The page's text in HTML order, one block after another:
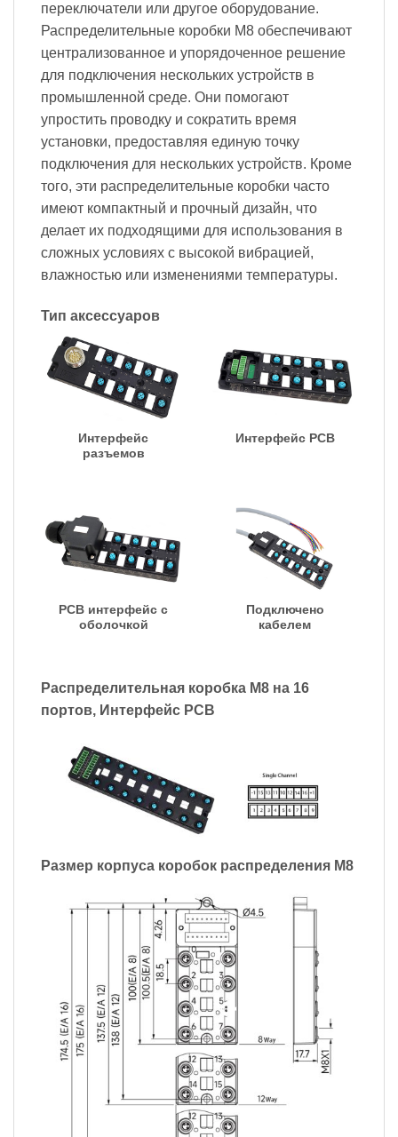
переключатели или другое оборудование.
Распределительные коробки M8 обеспечивают
централизованное и упорядоченное решение
для подключения нескольких устройств в
промышленной среде. Они помогают
упростить проводку и сократить время
установки, предоставляя единую точку
подключения для нескольких устройств. Кроме
того, эти распределительные коробки часто
имеют компактный и прочный дизайн, что
делает их подходящими для использования в
сложных условиях с высокой вибрацией,
влажностью или изменениями температуры.
Тип аксессуаров
Интерфейс
разъемов
Интерфейс PCB
PCB интерфейс с
оболочкой
Подключено
кабелем
Распределительная коробка M8 на 16
портов, Интерфейс PCB
Размер корпуса коробок распределения M8